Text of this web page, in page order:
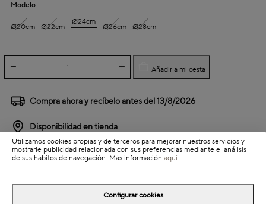
Modelo
Ø20cm Ø22cm
Ø24cm
Ø26cm Ø28cm
Añadir a mi cesta
Compra ahora y recíbelo antes del13/8/2026
Disponibilidad en tienda
Detalles del producto
Utilizamos cookies propias y de terceros para mejorar nuestros servicios y
mostrarle publicidad relacionada con sus preferencias mediante el análisis
de sus hábitos de navegación. Más información aquí.
Configurar cookies